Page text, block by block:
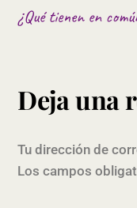
¿Qué tienen en
Deja una
Tu dirección de
Los campos